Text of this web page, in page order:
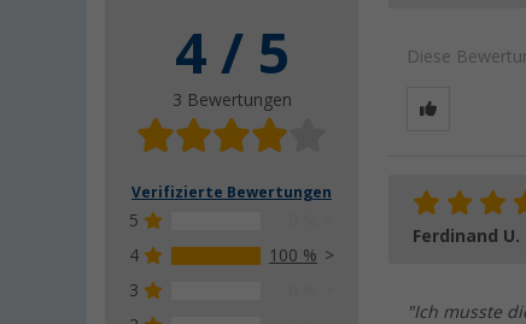
4 / 5
3 Bewertungen
Verifizierte Bewertungen
5
4
100 %
3
Diese
Ferdinand U.
"Ich musste